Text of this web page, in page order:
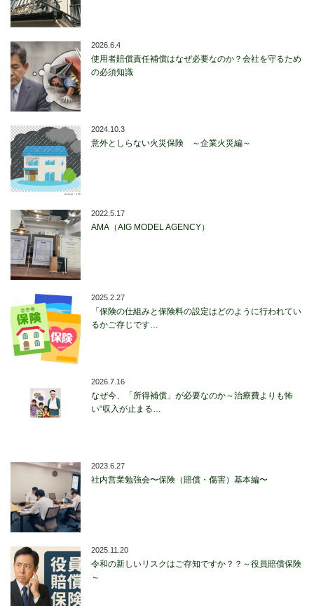
2026.6.4
使用者賠償責任補償はなぜ必要なのか？会社を守るため
の必須知識
2024.10.3
意外としらない火災保険 ～企業火災編～
2022.5.17
AMA（AIG MODEL AGENCY）
2025.2.27
「保険の仕組みと保険料の設定はどのように行われてい
るかご存じです…
2026.7.16
なぜ今、「所得補償」が必要なのか～治療費よりも怖
い“収入が止まる…
2023.6.27
社内営業勉強会〜保険（賠償・傷害）基本編〜
2025.11.20
令和の新しいリスクはご存知ですか？？～役員賠償保険
～